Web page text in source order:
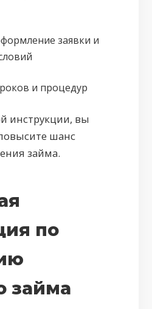
заявки и
и процедур
инструкции, вы
шанс
займа.
по
займа